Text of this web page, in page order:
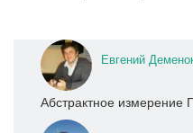
Евгений
Абстрактное измерение